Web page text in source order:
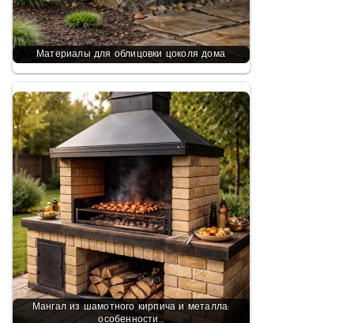
Материалы для облицовки цоколя дома
Мангал из шамотного кирпича и металла:
особенности…